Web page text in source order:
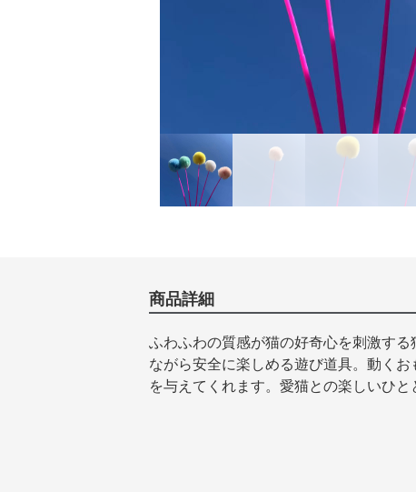
商品詳細
ふわふわの質感が猫の好奇心を刺激す
ながら安全に楽しめる遊び道具。動く
を与えてくれます。愛猫との楽しいひと